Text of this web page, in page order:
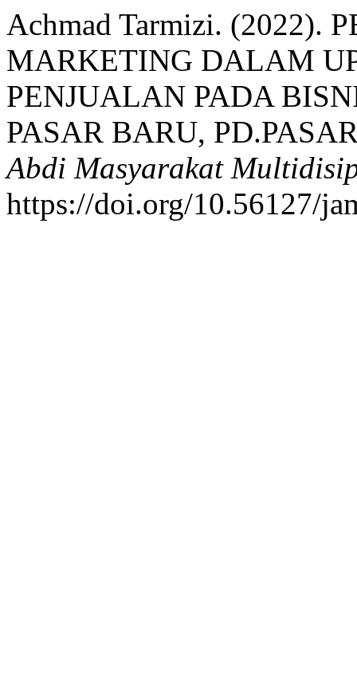
Achmad Tarmizi. (2022).
MARKETING DALAM
PENJUALAN PADA
PASAR BARU,
Abdi Masyarakat
https://doi.org/10.56127/